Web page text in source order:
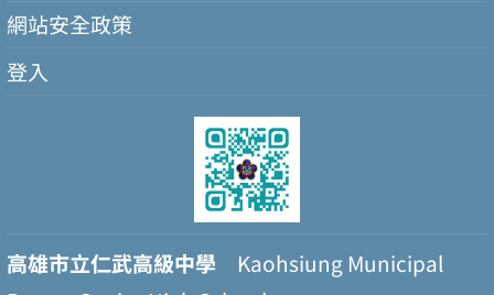
網站安全政策
登入
高雄市立仁武高級中學 Kaohsiung Municipal